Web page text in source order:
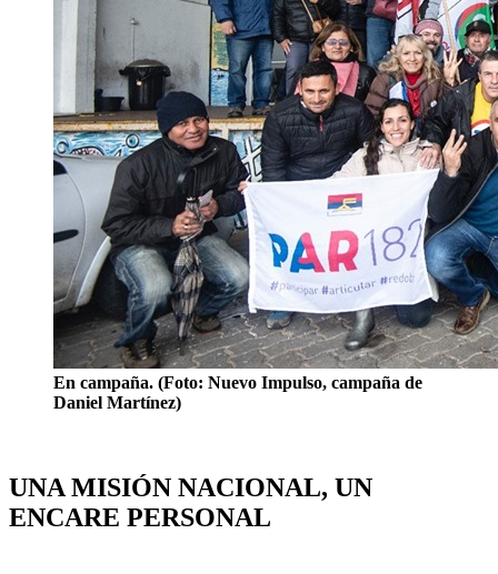
En campaña. (Foto: Nuevo Impulso, campaña de
Daniel Martínez)
UNA MISIÓN NACIONAL, UN
ENCARE PERSONAL